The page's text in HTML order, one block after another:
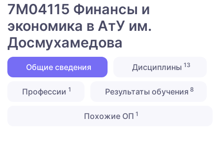
7M04115 Финансы и
экономика в АтУ им.
Досмухамедова
Общие сведения Дисциплины 13
Профессии1 Результаты обучения 8
Похожие ОП 1